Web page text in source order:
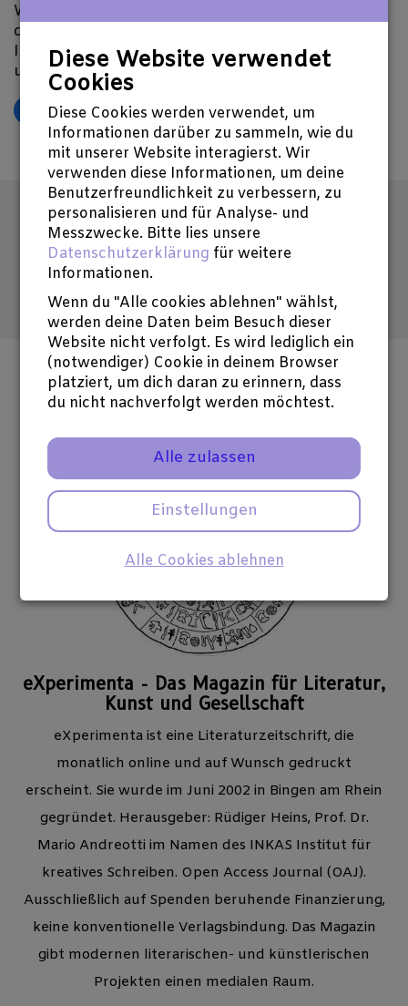
Wir starten heute mit der Crowdfunding Abktion für
die Buchherstellung. Sie spenden und wir schicken
Ihnen dafür Bücher. Schauen Sie sich einmal in
unseren Angeboten um.
𝕏
Abonniere unseren Newsletter
Hier E-Mail-Adresse eintragen
Social Media
eXperimenta - Das Magazin für Literatur,
Kunst und Gesellschaft
eXperimenta ist eine Literaturzeitschrift, die
monatlich online und auf Wunsch gedruckt
erscheint. Sie wurde im Juni 2002 in Bingen am Rhein
gegründet. Herausgeber: Rüdiger Heins, Prof. Dr.
Mario Andreotti im Namen des INKAS Institut für
kreatives Schreiben. Open Access Journal (OAJ).
Ausschließlich auf Spenden beruhende Finanzierung,
keine konventionelle Verlagsbindung. Das Magazin
gibt modernen literarischen- und künstlerischen
Projekten einen medialen Raum.
Diese Website verwendet
Cookies
Diese Cookies werden verwendet, um
Informationen darüber zu sammeln, wie du
mit unserer Website interagierst. Wir
verwenden diese Informationen, um deine
Benutzerfreundlichkeit zu verbessern, zu
personalisieren und für Analyse- und
Messzwecke. Bitte lies unsere
Datenschutzerklärung für weitere
Informationen.
Wenn du "Alle cookies ablehnen" wählst,
werden deine Daten beim Besuch dieser
Website nicht verfolgt. Es wird lediglich ein
(notwendiger) Cookie in deinem Browser
platziert, um dich daran zu erinnern, dass
du nicht nachverfolgt werden möchtest.
Alle zulassen
Einstellungen
Alle Cookies ablehnen